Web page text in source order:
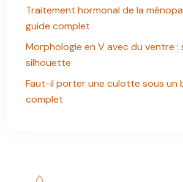
Traitement hormonal de la
guide complet
Morphologie en V avec du ventre :
silhouette
Faut-il porter une culotte sous un
complet